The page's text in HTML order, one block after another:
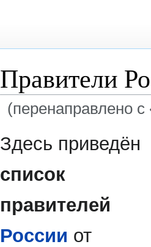
Правители
(перенаправлено с
ккЗдесь приведён
список
правителей
России от